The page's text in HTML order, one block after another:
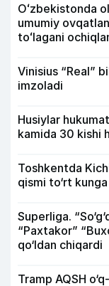
Oʻzbekistonda
umumiy
toʻlagani
Vinisius “Real”
imzoladi
Husiylar
kamida 30 kishi
Toshkentda
qismi to‘rt
Superliga.
“Paxtakor”
qo‘ldan chiqardi
Tramp AQSH